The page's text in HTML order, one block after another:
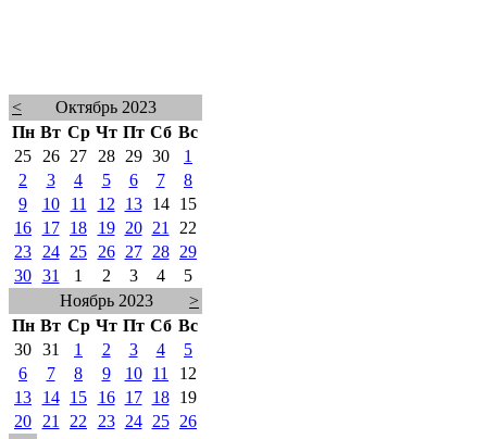
<
Октябрь 2023
Пн Вт Ср Чт Пт Сб Вс
25
26 27 28 29 30
1
2
3 4 5 6 7
8
9
10 11 12 13 14
15
16
17 18 19 20 21
22
23
24 25 26 27 28
29
30 31 1 2 3 4
5
Ноябрь 2023
>
Пн Вт Ср Чт Пт Сб Вс
30 31 1 2 3 4
5
6
7 8 9 10 11
12
13
14 15 16 17 18
19
20
21 22 23 24 25
26